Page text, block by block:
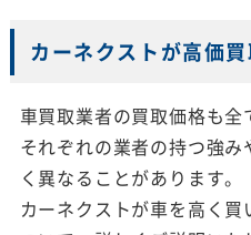
カーネクストが高価
車買取業者の買取価格も全
それぞれの業者の持つ強
く異なることがあります。
カーネクストが車を高く